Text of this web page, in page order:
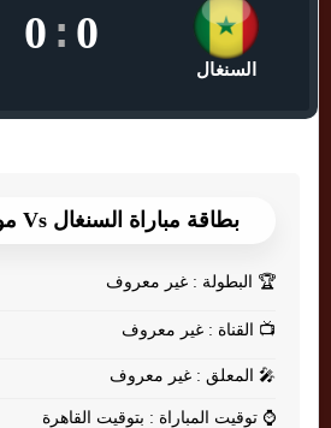
السنغال
0
:
0
بطاقة مباراة السنغال Vs موريتانيا
🏆 البطولة : غير معروف
📺 القناة : غير معروف
🎤 المعلق : غير معروف
⌚ توقيت المباراة : بتوقيت القاهرة